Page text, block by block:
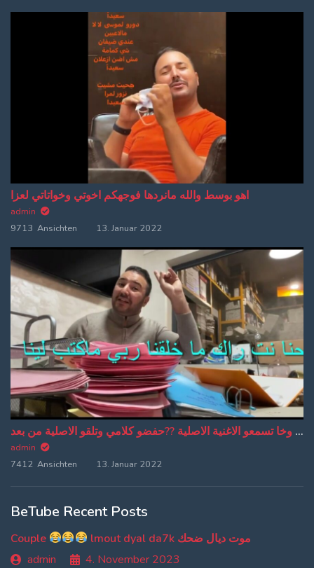
اهو بوسط والله مانردها فوجهكم اخوتي وخواتاتي لعزا
admin
9713 Ansichten
13. Januar 2022
من دبا غادي تبقاو تسمعو ترجمة ديالي وخا تسمعو الاغنية الاصلية ??حفضو كلامي وتلقو الاصلية من بعد
admin
7412 Ansichten
13. Januar 2022
BeTube Recent Posts
Couple
lmout dyal da7k موت ديال ضحك
admin
4. November 2023